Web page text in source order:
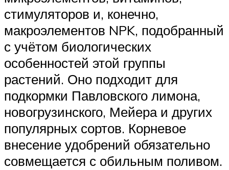
стимуляторов и, конечно,
макроэлементов NPK, подобранный
с учётом биологических
особенностей этой группы
растений. Оно подходит для
подкормки Павловского лимона,
новогрузинского, Мейера и других
популярных сортов. Корневое
внесение удобрений обязательно
совмещается с обильным поливом.